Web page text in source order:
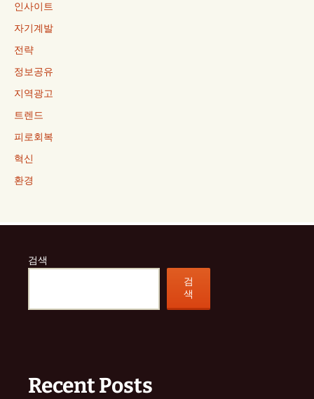
인사이트
자기계발
전략
정보공유
지역광고
트렌드
피로회복
혁신
환경
검색
검
색
Recent Posts